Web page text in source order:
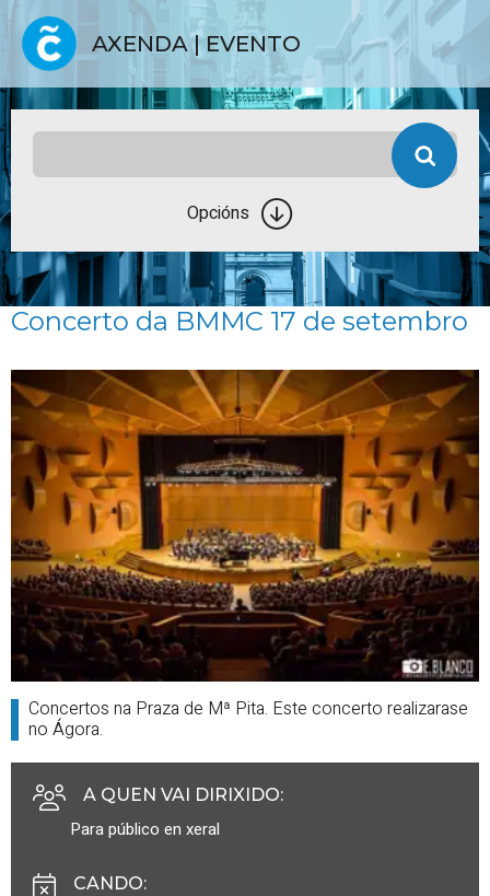
AXENDA | EVENTO
Opcións
Concerto da BMMC 17 de setembro
Concertos na Praza de Mª Pita. Este concerto realizarase
no Ágora.
A QUEN VAI DIRIXIDO:
Para público en xeral
CANDO: